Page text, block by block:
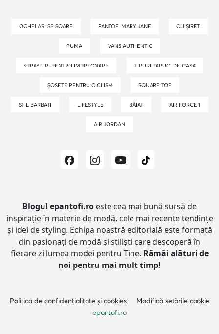
OCHELARI SE SOARE PANTOFI MARY JANE CU ȘIRET
PUMA VANS AUTHENTIC
SPRAY-URI PENTRU IMPREGNARE TIPURI PAPUCI DE CASA
ȘOSETE PENTRU CICLISM SQUARE TOE
STIL BARBATI LIFESTYLE BĂIAT AIR FORCE 1
AIR JORDAN
Blogul epantofi.ro este cea mai bună sursă de
inspirație în materie de modă, cele mai recente tendințe
și idei de styling. Echipa noastră editorială este formată
din pasionați de modă și stiliști care descoperă în
fiecare zi lumea modei pentru Tine. Rămâi alături de
noi pentru mai mult timp!
Politica de confidențialitate și cookies
Modifică setările cookie
epantofi.ro